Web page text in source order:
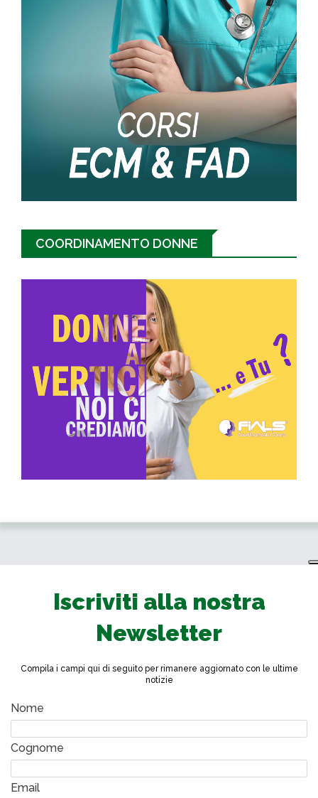
COORDINAMENTO DONNE
Iscriviti alla nostra
Newsletter
Compila i campi qui di seguito per rimanere aggiornato con le ultime
notizie
Nome
Cognome
Email